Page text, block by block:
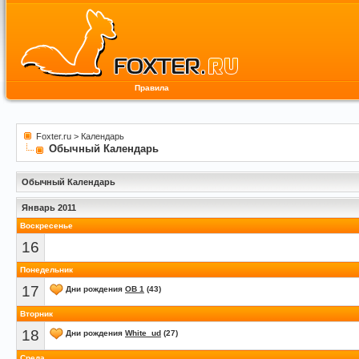
Правила
Foxter.ru > Календарь
Обычный Календарь
Обычный Календарь
Январь 2011
Воскресенье
16
Понедельник
17 Дни рождения OB 1 (43)
Вторник
18 Дни рождения White_ud (27)